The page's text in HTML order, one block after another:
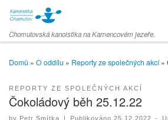
Skip to content
Chomutovská kanoistika na Kamencovém jezeře.
Domů » O oddílu » Reporty ze společných akcí »
REPORTY ZE SPOLEČNÝCH AKCÍ
Čokoládový běh 25.12.22
by Petr Smítka | Publikováno 25.12.2022 -